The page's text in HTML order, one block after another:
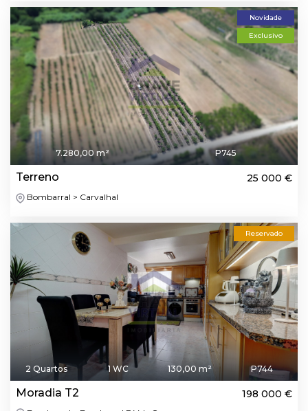
Novidade
Exclusivo
7.280,00 m² P745
Terreno 25 000 €
Bombarral > Carvalhal
Reservado
2 Quartos 1 WC 130,00 m² P744
Moradia T2 198 000 €